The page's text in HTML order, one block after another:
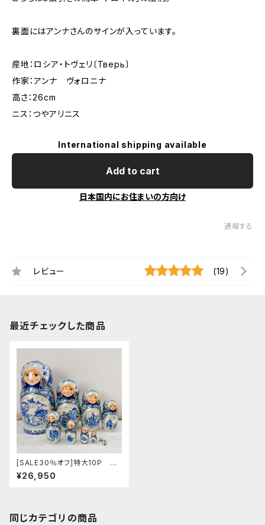
裏面にはアンナさんのサインが入っています。
産地：ロシア・トヴェリ〔Тверь〕
作家：アンナ ヴォロニナ
高さ：26cm
ニス：つやアリニス
International shipping available
Add to cart
日本国内にお住まいの方向け
通報する
レビュー (19)
最近チェックした商品
[SALE30％オフ]特大10P ア
ンナさんのマトリョーシカ 「グ
ジェリin シルバー・トロイカ」 2
¥26,950
同じカテゴリの商品